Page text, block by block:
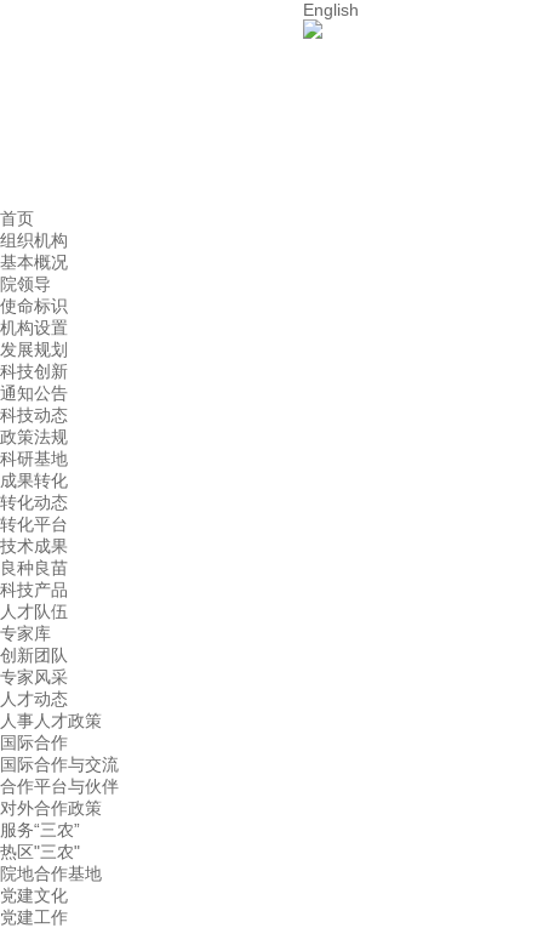
English
首页
组织机构
基本概况
院领导
使命标识
机构设置
发展规划
科技创新
通知公告
科技动态
政策法规
科研基地
成果转化
转化动态
转化平台
技术成果
良种良苗
科技产品
人才队伍
专家库
创新团队
专家风采
人才动态
人事人才政策
国际合作
国际合作与交流
合作平台与伙伴
对外合作政策
服务“三农”
热区"三农"
院地合作基地
党建文化
党建工作